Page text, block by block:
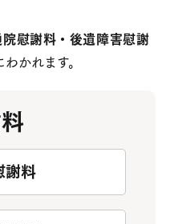
院慰謝料・後遺障害慰謝
かれます。
謝料